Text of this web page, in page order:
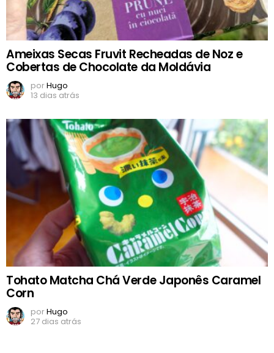
Ameixas Secas Fruvit Recheadas de Noz e
Cobertas de Chocolate da Moldávia
porHugo
13 dias atrás
Tohato Matcha Chá Verde Japonês Caramel
Corn
porHugo
27 dias atrás